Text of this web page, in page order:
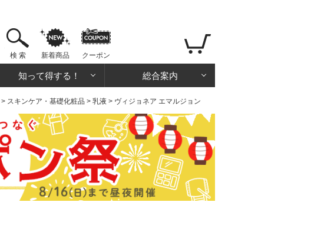
検 索 新着商品 クーポン
知って得する！ 総合案内
> スキンケア・基礎化粧品 > 乳液 > ヴィジョネア エマルジョン